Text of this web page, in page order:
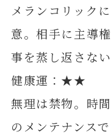
メランコリック
意。相手に主導
事を蒸し返さな
健康運：★★
無理は禁物。時
のメンテナンス